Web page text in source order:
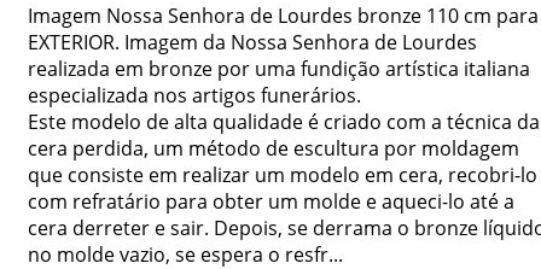
Imagem Nossa Senhora de Lourdes bronze 110 cm para
EXTERIOR. Imagem da Nossa Senhora de Lourdes
realizada em bronze por uma fundição artística italiana
especializada nos artigos funerários.
Este modelo de alta qualidade é criado com a técnica da
cera perdida, um método de escultura por moldagem
que consiste em realizar um modelo em cera, recobri-lo
com refratário para obter um molde e aqueci-lo até a
cera derreter e sair. Depois, se derrama o bronze
no molde vazio, se espera o resfr...